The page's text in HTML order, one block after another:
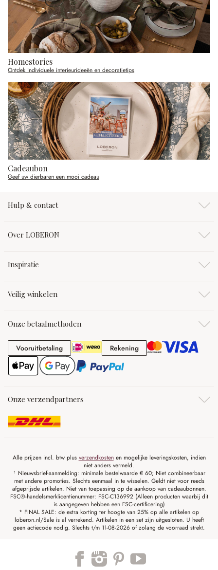
Homestories
Ontdek individuele interieurideeën en decoratietips
Cadeaubon
Geef uw dierbaren een mooi cadeau
Hulp & contact
Over LOBERON
Inspiratie
Veilig winkelen
Onze betaalmethoden
VooruitbetalingVooruitbetaling RekeningRekening
Onze verzendpartners
Alle prijzen incl. btw plus verzendkostenen mogelijke leveringskosten, indien
niet anders vermeld.
¹ Nieuwsbrief-aanmelding: minimale bestelwaarde € 60; Niet combineerbaar
met andere promoties. Slechts eenmaal in te wisselen. Geldt niet voor reeds
afgeprijsde artikelen. Niet van toepassing op de aankoop van cadeaubonnen.
FSC®-handelsmerklicentienummer: FSC-C136992 (Alleen producten waarbij dit
is aangegeven hebben een FSC-certificering)
* FINAL SALE: de extra korting ter hoogte van 25% op alle artikelen op
loberon.nl/Sale is al verrekend. Artikelen in een set zijn uitgesloten. U heeft
geen actiecode nodig. Slechts t/m 11-08-2026 of zolang de voorraad strekt.